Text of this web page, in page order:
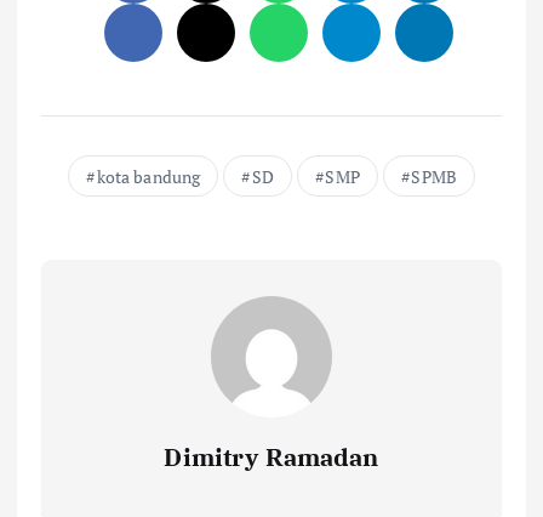
kota bandung SD SMP SPMB
Dimitry Ramadan